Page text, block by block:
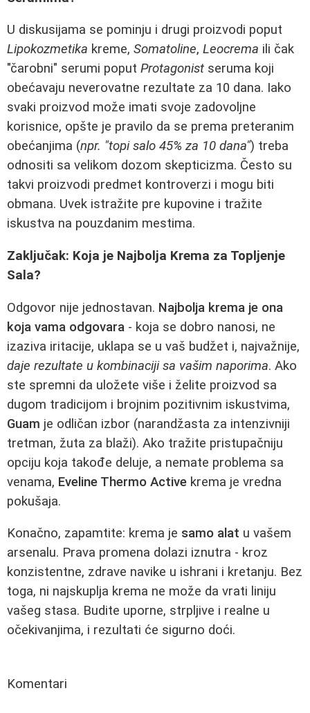
U diskusijama se pominju i drugi proizvodi poput
Lipokozmetika kreme, Somatoline, Leocrema ili čak
"čarobni" serumi poput Protagonist seruma koji
obećavaju neverovatne rezultate za 10 dana. Iako
svaki proizvod može imati svoje zadovoljne
korisnice, opšte je pravilo da se prema preteranim
obećanjima (npr. "topi salo 45% za 10 dana") treba
odnositi sa velikom dozom skepticizma. Često su
takvi proizvodi predmet kontroverzi i mogu biti
obmana. Uvek istražite pre kupovine i tražite
iskustva na pouzdanim mestima.
Zaključak: Koja je Najbolja Krema za Topljenje
Sala?
Odgovor nije jednostavan. Najbolja krema je ona
koja vama odgovara - koja se dobro nanosi, ne
izaziva iritacije, uklapa se u vaš budžet i, najvažnije,
daje rezultate u kombinaciji sa vašim naporima. Ako
ste spremni da uložete više i želite proizvod sa
dugom tradicijom i brojnim pozitivnim iskustvima,
Guam je odličan izbor (narandžasta za intenzivniji
tretman, žuta za blaži). Ako tražite pristupačniju
opciju koja takođe deluje, a nemate problema sa
venama, Eveline Thermo Active krema je vredna
pokušaja.
Konačno, zapamtite: krema je samo alat u vašem
arsenalu. Prava promena dolazi iznutra - kroz
konzistentne, zdrave navike u ishrani i kretanju. Bez
toga, ni najskuplja krema ne može da vrati liniju
vašeg stasa. Budite uporne, strpljive i realne u
očekivanjima, i rezultati će sigurno doći.
Komentari